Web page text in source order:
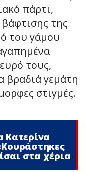
πάρτι,
της
του γάμου
τους,
βραδιά γεμάτη
στιγμές.
Κατερίνα
στα χέρια